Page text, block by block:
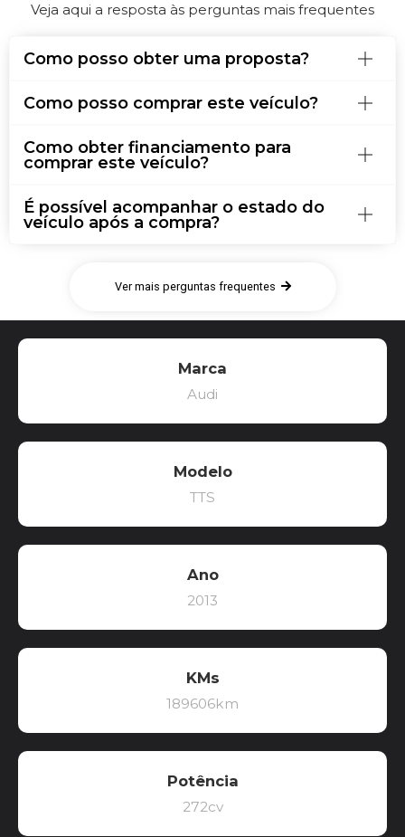
Veja aqui a resposta às perguntas mais frequentes
Como posso obter uma proposta?
Como posso comprar este veículo?
Como obter financiamento para
comprar este veículo?
É possível acompanhar o estado do
veículo após a compra?
Ver mais perguntas frequentes
Marca
Audi
Modelo
TTS
Ano
2013
KMs
189606km
Potência
272cv